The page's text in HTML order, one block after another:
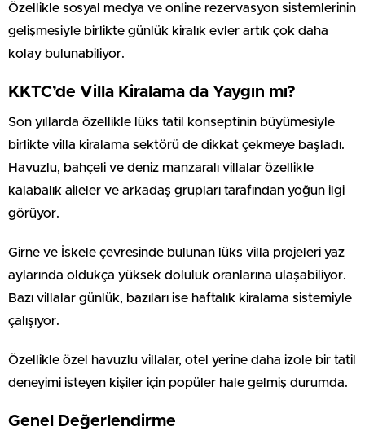
Özellikle sosyal medya ve online rezervasyon sistemlerinin
gelişmesiyle birlikte günlük kiralık evler artık çok daha
kolay bulunabiliyor.
KKTC’de Villa Kiralama da Yaygın mı?
Son yıllarda özellikle lüks tatil konseptinin büyümesiyle
birlikte villa kiralama sektörü de dikkat çekmeye başladı.
Havuzlu, bahçeli ve deniz manzaralı villalar özellikle
kalabalık aileler ve arkadaş grupları tarafından yoğun ilgi
görüyor.
Girne ve İskele çevresinde bulunan lüks villa projeleri yaz
aylarında oldukça yüksek doluluk oranlarına ulaşabiliyor.
Bazı villalar günlük, bazıları ise haftalık kiralama sistemiyle
çalışıyor.
Özellikle özel havuzlu villalar, otel yerine daha izole bir tatil
deneyimi isteyen kişiler için popüler hale gelmiş durumda.
Genel Değerlendirme